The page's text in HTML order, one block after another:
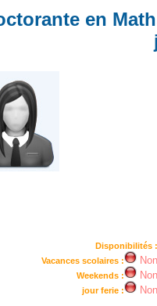
en
Disponibilités :
Vacances scolaires :
Non
Weekends : Non
jour ferie : Non